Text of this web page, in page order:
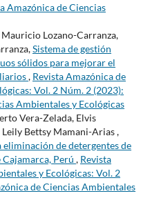
Amazónica de Ciencias
Lozano-Carranza,
Sistema de gestión
sólidos para mejorar el
, Revista Amazónica de
Vol. 2 Núm. 2 (2023):
Ambientales y Ecológicas
Vera-Zelada, Elvis
Bettsy Mamani-Arias ,
de detergentes de
Cajamarca, Perú , Revista
y Ecológicas: Vol. 2
de Ciencias Ambientales